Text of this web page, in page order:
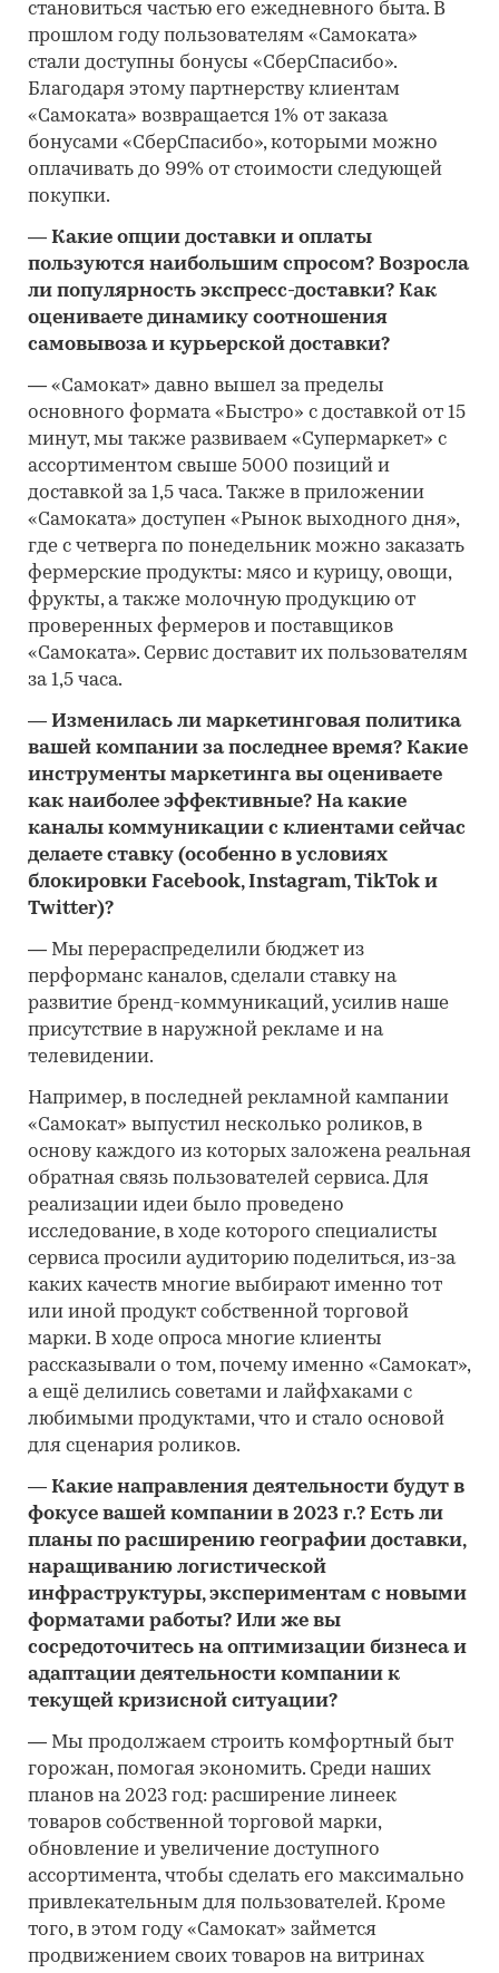
становиться частью его ежедневного быта. В
прошлом году пользователям «Самоката»
стали доступны бонусы «СберСпасибо».
Благодаря этому партнерству клиентам
«Самоката» возвращается 1% от заказа
бонусами «СберСпасибо», которыми можно
оплачивать до 99% от стоимости следующей
покупки.
― Какие опции доставки и оплаты
пользуются наибольшим спросом? Возросла
ли популярность экспресс-доставки? Как
оцениваете динамику соотношения
самовывоза и курьерской доставки?
― «Самокат» давно вышел за пределы
основного формата «Быстро» с доставкой от 15
минут, мы также развиваем «Супермаркет» с
ассортиментом свыше 5000 позиций и
доставкой за 1,5 часа. Также в приложении
«Самоката» доступен «Рынок выходного дня»,
где с четверга по понедельник можно заказать
фермерские продукты: мясо и курицу, овощи,
фрукты, а также молочную продукцию от
проверенных фермеров и поставщиков
«Самоката». Сервис доставит их пользователям
за 1,5 часа.
― Изменилась ли маркетинговая политика
вашей компании за последнее время? Какие
инструменты маркетинга вы оцениваете
как наиболее эффективные? На какие
каналы коммуникации с клиентами сейчас
делаете ставку (особенно в условиях
блокировки Facebook, Instagram, TikTok и
Twitter)?
― Мы перераспределили бюджет из
перформанс каналов, сделали ставку на
развитие бренд-коммуникаций, усилив наше
присутствие в наружной рекламе и на
телевидении.
Например, в последней рекламной кампании
«Самокат» выпустил несколько роликов, в
основу каждого из которых заложена реальная
обратная связь пользователей сервиса. Для
реализации идеи было проведено
исследование, в ходе которого специалисты
сервиса просили аудиторию поделиться, из-за
каких качеств многие выбирают именно тот
или иной продукт собственной торговой
марки. В ходе опроса многие клиенты
рассказывали о том, почему именно «Самокат»,
а ещё делились советами и лайфхаками с
любимыми продуктами, что и стало основой
для сценария роликов.
― Какие направления деятельности будут в
фокусе вашей компании в 2023 г.? Есть ли
планы по расширению географии доставки,
наращиванию логистической
инфраструктуры, экспериментам с новыми
форматами работы? Или же вы
сосредоточитесь на оптимизации бизнеса и
адаптации деятельности компании к
текущей кризисной ситуации?
― Мы продолжаем строить комфортный быт
горожан, помогая экономить. Среди наших
планов на 2023 год: расширение линеек
товаров собственной торговой марки,
обновление и увеличение доступного
ассортимента, чтобы сделать его максимально
привлекательным для пользователей. Кроме
того, в этом году «Самокат» займется
продвижением своих товаров на витринах